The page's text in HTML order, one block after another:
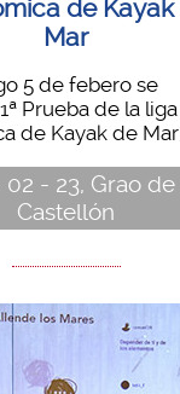
de Kayak
Mar
5 de febero se
Prueba de la liga
de Kayak de
- 23, Grao de
Castellón